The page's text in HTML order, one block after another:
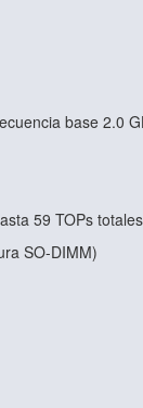
base 2.0
59 TOPs
SO-DIMM)